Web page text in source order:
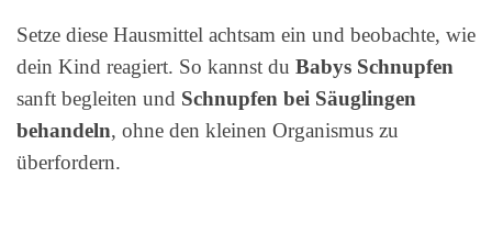
Setze diese Hausmittel achtsam ein und beobachte, wie
dein Kind reagiert. So kannst du Babys Schnupfen
sanft begleiten und Schnupfen bei Säuglingen
behandeln, ohne den kleinen Organismus zu
überfordern.